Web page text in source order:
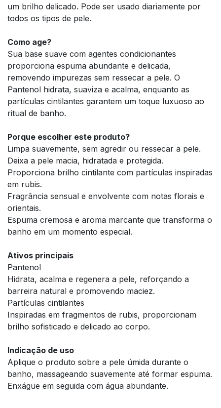
um brilho delicado. Pode ser usado diariamente por
todos os tipos de pele.
Como age?
Sua base suave com agentes condicionantes
proporciona espuma abundante e delicada,
removendo impurezas sem ressecar a pele. O
Pantenol hidrata, suaviza e acalma, enquanto as
partículas cintilantes garantem um toque luxuoso ao
ritual de banho.
Porque escolher este produto?
Limpa suavemente, sem agredir ou ressecar a pele.
Deixa a pele macia, hidratada e protegida.
Proporciona brilho cintilante com partículas inspiradas
em rubis.
Fragrância sensual e envolvente com notas florais e
orientais.
Espuma cremosa e aroma marcante que transforma o
banho em um momento especial.
Ativos principais
Pantenol
Hidrata, acalma e regenera a pele, reforçando a
barreira natural e promovendo maciez.
Partículas cintilantes
Inspiradas em fragmentos de rubis, proporcionam
brilho sofisticado e delicado ao corpo.
Indicação de uso
Aplique o produto sobre a pele úmida durante o
banho, massageando suavemente até formar espuma.
Enxágue em seguida com água abundante.